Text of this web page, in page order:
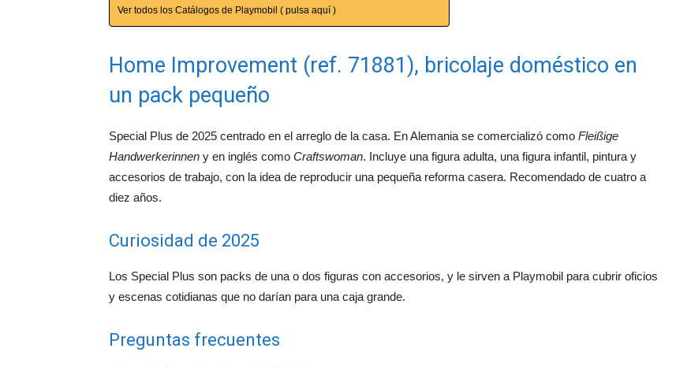
Ver todos los Catálogos de Playmobil ( pulsa aquí )
Home Improvement (ref. 71881), bricolaje doméstico en
un pack pequeño
Special Plus de 2025 centrado en el arreglo de la casa. En Alemania se comercializó como Fleißige
Handwerkerinnen y en inglés como Craftswoman. Incluye una figura adulta, una figura infantil, pintura y
accesorios de trabajo, con la idea de reproducir una pequeña reforma casera. Recomendado de cuatro a
diez años.
Curiosidad de 2025
Los Special Plus son packs de una o dos figuras con accesorios, y le sirven a Playmobil para cubrir oficios
y escenas cotidianas que no darían para una caja grande.
Preguntas frecuentes